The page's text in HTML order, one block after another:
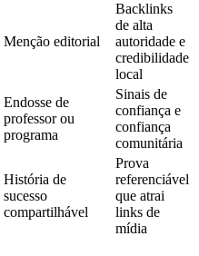
Menção editorial
Backlinks
de alta
autoridade e
credibilidade
local
Endosse de
professor ou
programa
Sinais de
confiança e
confiança
comunitária
História de
sucesso
compartilhável
Prova
referenciável
que atrai
links de
mídia